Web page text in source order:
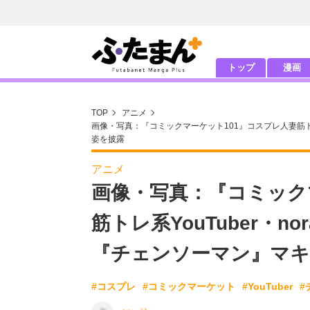
トップ 漫画
TOP
アニメ
画像・写真：『コミックマーケット101』コスプレ人妻
姿を披露
アニメ
画像・写真：『コミッ
筋トレ系YouTuber・
『チェンソーマン』マ
#コスプレ #コミックマーケット #YouTuber #